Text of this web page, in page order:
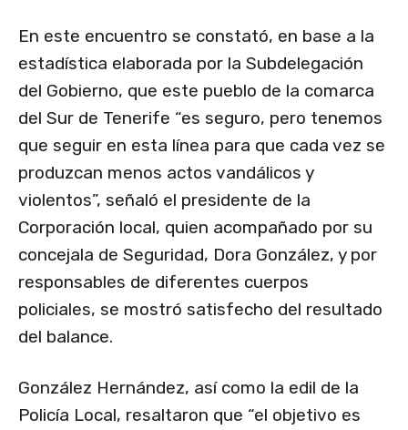
En este encuentro se constató, en base a la
estadística elaborada por la Subdelegación
del Gobierno, que este pueblo de la comarca
del Sur de Tenerife “es seguro, pero tenemos
que seguir en esta línea para que cada vez se
produzcan menos actos vandálicos y
violentos”, señaló el presidente de la
Corporación local, quien acompañado por su
concejala de Seguridad, Dora González, y por
responsables de diferentes cuerpos
policiales, se mostró satisfecho del resultado
del balance.
González Hernández, así como la edil de la
Policía Local, resaltaron que “el objetivo es